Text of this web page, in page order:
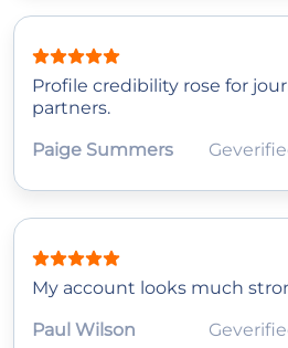
Profile credibility rose for
partners.
Paige Summers
My account looks much
Paul Wilson